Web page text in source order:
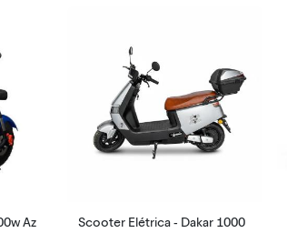
Az
Scooter Elétrica - Dakar 1000